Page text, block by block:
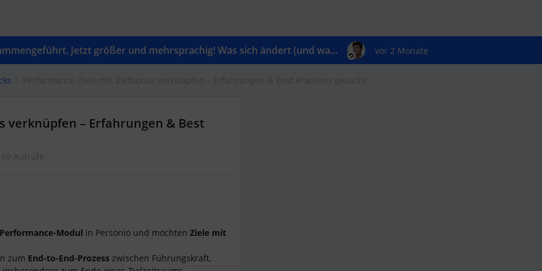
Jetzt größer und mehrsprachig! Was sich ändert (und wa... vor 2 Monate
verknüpfen – Erfahrungen & Best
69 Aufrufe
Performance-Modul in Personio und möchten Ziele mit
zum End-to-End-Prozess zwischen Führungskraft,